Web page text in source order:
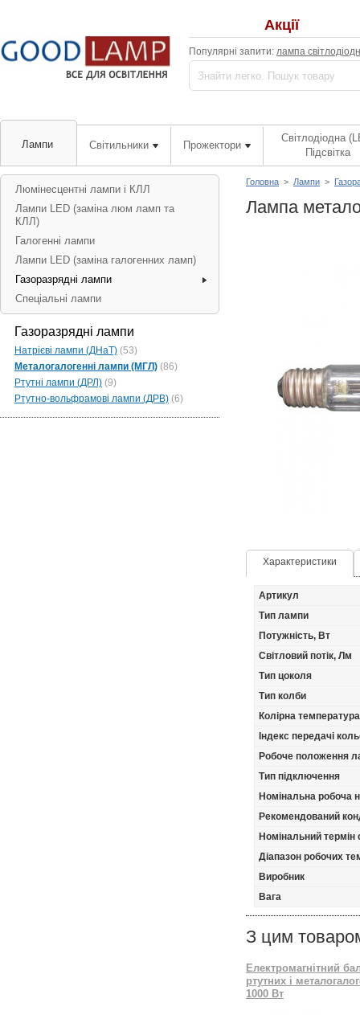
Акції
Популярні запити: лампа
Лампи Світильники Прожектори
Світлодіодна
Підсвітка
Головна > Лампи >
Лампа
Характеристики
Артикул
Тип лампи
Потужність, Вт
Світловий потік, Лм
Тип цоколя
Тип колби
Колірна
Індекс передачі
Робоче положення
Тип підключення
Номінальна робоча
Рекомендований
Номінальний термін
Діапазон робочих
Виробник
Вага
З цим
Електромагнітний
ртутних і
1000 Вт
Люмінесцентні лампи і КЛЛ
Лампи LED (заміна люм ламп та
КЛЛ)
Галогенні лампи
Лампи LED (заміна галогенних ламп)
Газоразрядні лампи
Спеціальні лампи
Газоразрядні лампи
Натрієві лампи (ДНаТ) (53)
Металогалогенні лампи (МГЛ) (86)
Ртутні лампи (ДРЛ) (9)
Ртутно-вольфрамові лампи (ДРВ) (6)